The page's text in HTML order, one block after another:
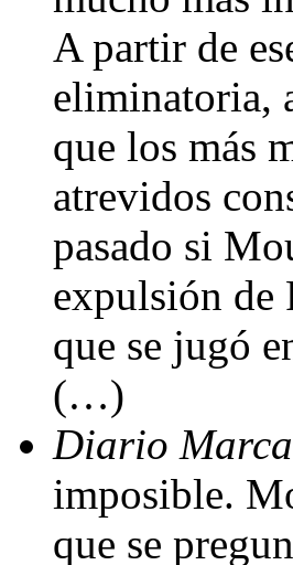
A partir de
eliminatoria,
que los más
atrevidos
pasado si
expulsión de
que se jugó
(…)
Diario
imposible.
que se